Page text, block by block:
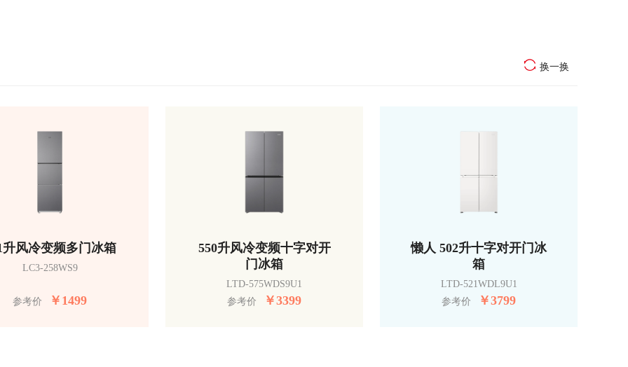
换一换
升风冷变频多门冰箱
LC3-258WS9
参考价 ￥ 1499
550升风冷变频十字对开
门冰箱
LTD-575WDS9U1
参考价
￥3399
懒人 502升十字对开门冰
箱
LTD-521WDL9U1
参考价
￥3799